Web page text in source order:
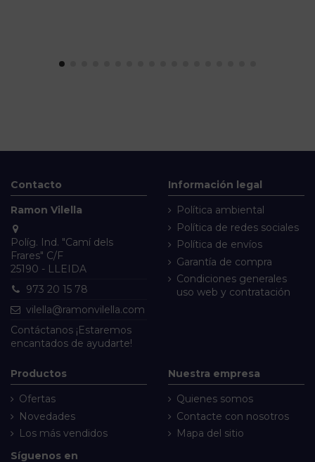
Contacto
Ramon Vilella
Políg. Ind. "Camí dels
Frares" C/F
25190 - LLEIDA
973 20 15 78
vilella@ramonvilella.com
Contáctanos ¡Estaremos
encantados de ayudarte!
Información legal
Política ambiental
Política de redes sociales
Política de envíos
Garantía de compra
Condiciones generales
uso web y contratación
Productos
Ofertas
Novedades
Los más vendidos
Nuestra empresa
Quienes somos
Contacte con nosotros
Mapa del sitio
Síguenos en